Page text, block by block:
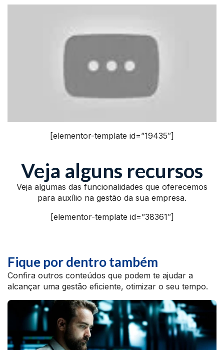
[elementor-template id=”19435″]
Veja alguns recursos
Veja algumas das funcionalidades que oferecemos
para auxílio na gestão da sua empresa.
[elementor-template id=”38361″]
Fique por dentro também
Confira outros conteúdos que podem te ajudar a
alcançar uma gestão eficiente, otimizar o seu tempo.